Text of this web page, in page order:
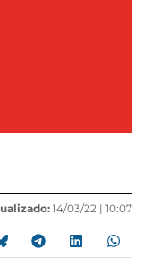
14/03/22 | 10:07